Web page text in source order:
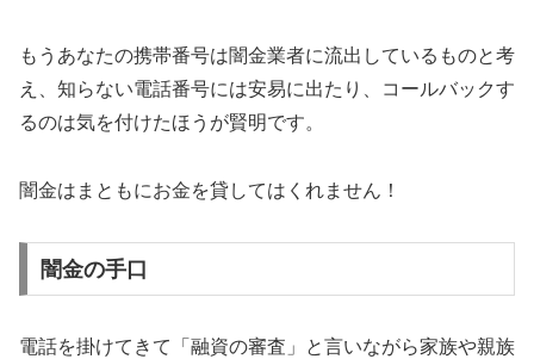
もうあなたの携帯番号は闇金業者に流出しているものと考
え、知らない電話番号には安易に出たり、コールバックす
るのは気を付けたほうが賢明です。
闇金はまともにお金を貸してはくれません！
闇金の手口
電話を掛けてきて「融資の審査」と言いながら家族や親族